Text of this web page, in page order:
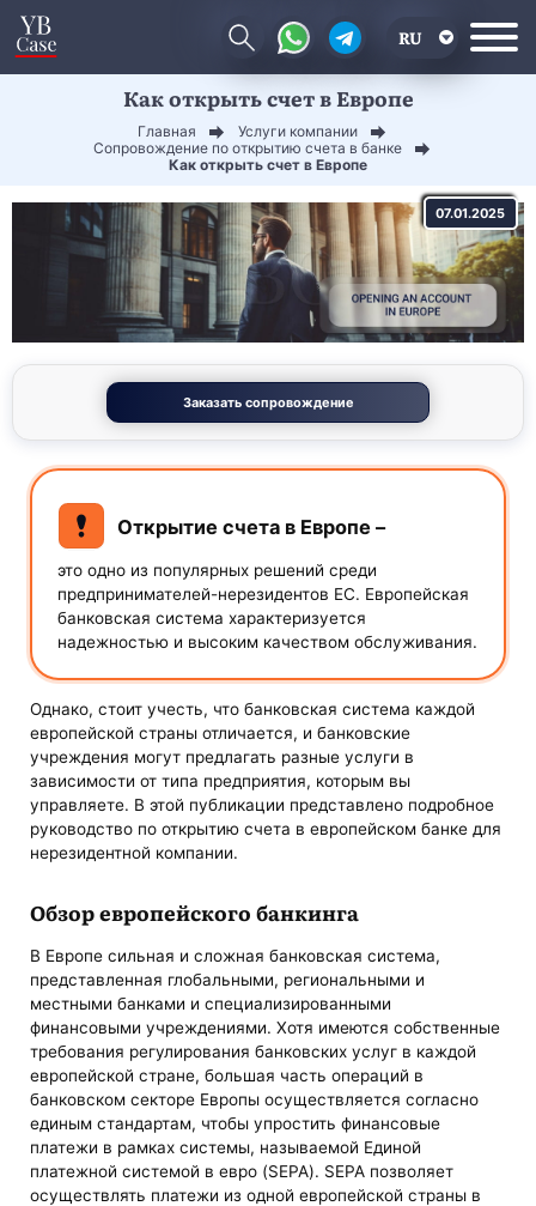
RU
Как открыть счет в Европе
Главная
Услуги компании
Сопровождение по открытию счета в банке
Как открыть счет в Европе
07.01.2025
Заказать сопровождение
Открытие счета в Европе –
это одно из популярных решений среди
предпринимателей-нерезидентов ЕС. Европейская
банковская система характеризуется
надежностью и высоким качеством обслуживания.
Однако, стоит учесть, что банковская система каждой
европейской страны отличается, и банковские
учреждения могут предлагать разные услуги в
зависимости от типа предприятия, которым вы
управляете. В этой публикации представлено подробное
руководство по открытию счета в европейском банке для
нерезидентной компании.
Обзор европейского банкинга
В Европе сильная и сложная банковская система,
представленная глобальными, региональными и
местными банками и специализированными
финансовыми учреждениями. Хотя имеются собственные
требования регулирования банковских услуг в каждой
европейской стране, большая часть операций в
банковском секторе Европы осуществляется согласно
единым стандартам, чтобы упростить финансовые
платежи в рамках системы, называемой Единой
платежной системой в евро (SEPA). SEPA позволяет
осуществлять платежи из одной европейской страны в